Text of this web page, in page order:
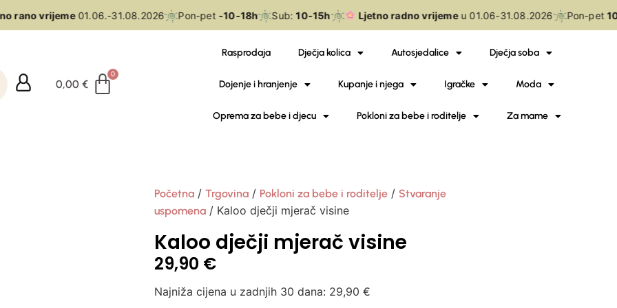
rano vrijeme01.06.-31.08.2026 Pon-pet-10-18h Sub:10-15h Ljetno radno vrijemeu 01.06-31.08.2026 Pon-pet
0,00€
Rasprodaja Dječja kolica Autosjedalice Dječja soba
Dojenje i hranjenje Kupanje i njega Igračke Moda
Oprema za bebe i djecu Pokloni za bebe i roditelje Za mame
Početna / Trgovina / Pokloni za bebe i roditelje / Stvaranje
uspomena / Kaloo dječji mjerač visine
Kaloo dječji mjerač visine
29,90 €
Najniža cijena u zadnjih 30 dana: 29,90 €